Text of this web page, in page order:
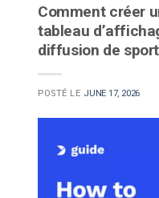
Comment créer
tableau
diffusion de
POSTÉ LE JUNE 17, 2026